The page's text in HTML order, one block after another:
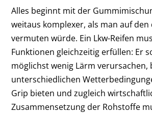
Alles beginnt mit der
weitaus komplexer, als man auf den
vermuten würde. Ein Lkw-Reifen
Funktionen gleichzeitig erfüllen: Er
möglichst wenig Lärm verursachen,
unterschiedlichen
Grip bieten und zugleich
Zusammensetzung der Rohstoffe